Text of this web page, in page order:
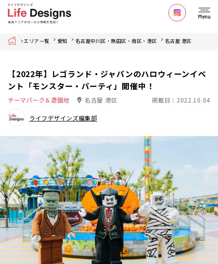
Menu
Home エリア一覧 愛知 名古屋中川区・熱田区・南区・港区 名古屋 港区
【2022年】レゴランド・ジャパンのハロウィーンイベ
ント「モンスター・パーティ」開催中！
テーマパーク＆遊園地 名古屋 港区 掲載日：2022.10.04
ライフデザインズ編集部